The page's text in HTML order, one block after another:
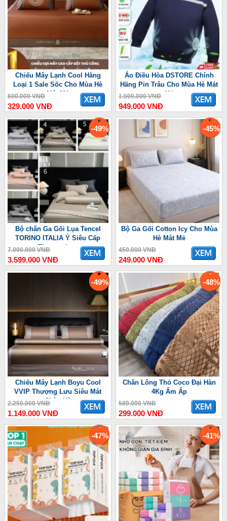
Chiếu Mây Lạnh Cool Hàng
Loại 1 Sale Sốc Cho Mùa Hè
Mát Mẻ
600.000 VNĐ
329.000 VNĐ
Áo Điều Hòa DSTORE Chính
Hãng Pin Trâu Cho Mùa Hè Mát
Mẻ
1.500.000 VNĐ
949.000 VNĐ
-49%
Bộ chăn Ga Gối Lụa Tencel
TORINO ITALIA Ý Siêu Cấp
Thượng Lưu
7.000.000 VNĐ
3.599.000 VNĐ
-45%
Bộ Ga Gối Cotton Icy Cho Mùa
Hè Mát Mẻ
450.000 VNĐ
249.000 VNĐ
-49%
Chiếu Mây Lạnh Boyu Cool
VVIP Thượng Lưu Siêu Mát
Chào Hè
2.250.000 VNĐ
1.149.000 VNĐ
-48%
Chăn Lông Thỏ Coco Đại Hàn
4Kg Ấm Ấp
580.000 VNĐ
299.000 VNĐ
-47% -41%